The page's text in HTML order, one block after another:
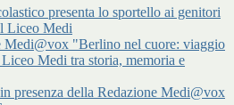
presenta lo sportello ai genitori
Liceo Medi
Medi@vox "Berlino nel cuore: viaggio
Medi tra storia, memoria e
presenza della Redazione Medi@vox